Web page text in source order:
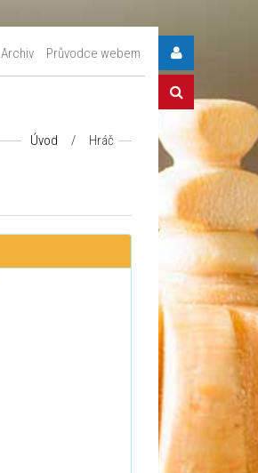
Archiv Průvodce webem
Úvod / Hráč